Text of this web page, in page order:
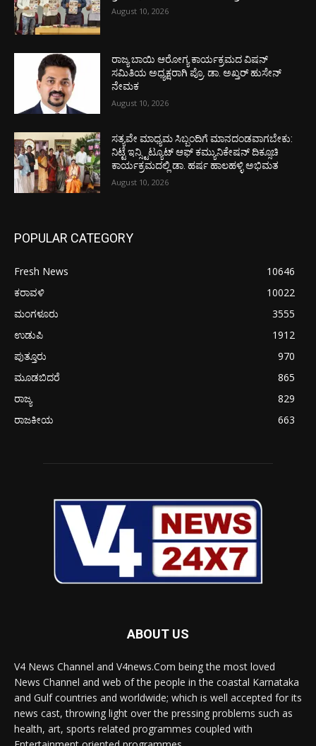
August 10, 2026
ರಾಜ್ಯ ಬಾಯಿ ಆರೋಗ್ಯ ಕಾರ್ಯಕ್ರಮದ ವಿಷನ್
ಸಮಿತಿಯ ಅಧ್ಯಕ್ಷರಾಗಿ ಪ್ರೊ. ಡಾ. ಅಖ್ತರ್ ಹುಸೇನ್
ನೇಮಕ
August 10, 2026
ಸತ್ಯವೇ ಮಾಧ್ಯಮ ಸಿಬ್ಬಂದಿಗೆ ಮಾನದಂಡವಾಗಬೇಕು:
ನಿಟ್ಟೆ ಇನ್ಸ್ಟಿಟ್ಯೂಟ್ ಆಫ್ ಕಮ್ಯುನಿಕೇಷನ್ ದಿಕ್ಸೂಚಿ
ಕಾರ್ಯಕ್ರಮದಲ್ಲಿ ಡಾ. ಹರ್ಷ ಹಾಲಹಳ್ಳಿ ಅಭಿಮತ
August 10, 2026
POPULAR CATEGORY
Fresh News
10646
ಕರಾವಳಿ
10022
ಮಂಗಳೂರು
3555
ಉಡುಪಿ
1912
ಪುತ್ತೂರು
970
ಮೂಡಬಿದರೆ
865
ರಾಜ್ಯ
829
ರಾಜಕೀಯ
663
ABOUT US
V4 News Channel and V4news.Com being the most loved
News Channel and web of the people in the coastal Karnataka
and Gulf countries and worldwide; which is well accepted for its
news cast, throwing light over the pressing problems such as
health, art, sports related programmes coupled with